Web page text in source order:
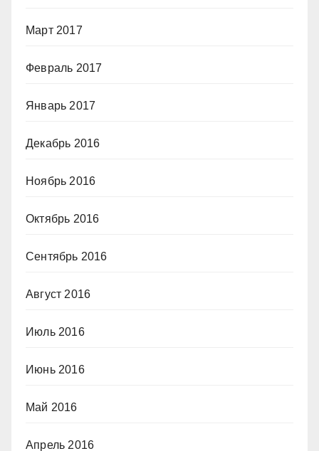
Март 2017
Февраль 2017
Январь 2017
Декабрь 2016
Ноябрь 2016
Октябрь 2016
Сентябрь 2016
Август 2016
Июль 2016
Июнь 2016
Май 2016
Апрель 2016